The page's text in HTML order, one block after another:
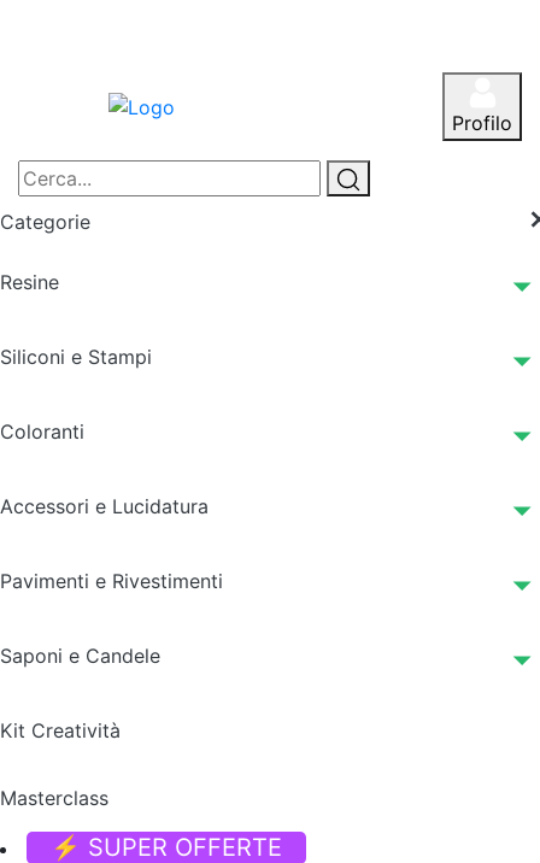
Profilo
Categorie
Resine
Siliconi e Stampi
Coloranti
Accessori e Lucidatura
Pavimenti e Rivestimenti
Saponi e Candele
Kit Creatività
Masterclass
⚡ SUPER OFFERTE